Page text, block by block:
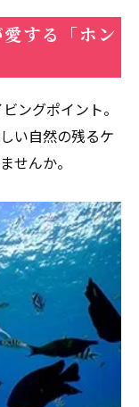
する「ホン
ングポイント。
い自然の残るケ
せんか。